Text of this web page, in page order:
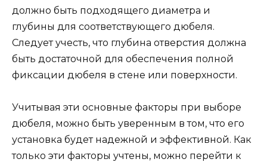
должно быть подходящего диаметра и
глубины для соответствующего дюбеля.
Следует учесть, что глубина отверстия должна
быть достаточной для обеспечения полной
фиксации дюбеля в стене или поверхности.
Учитывая эти основные факторы при выборе
дюбеля, можно быть уверенным в том, что его
установка будет надежной и эффективной. Как
только эти факторы учтены, можно перейти к